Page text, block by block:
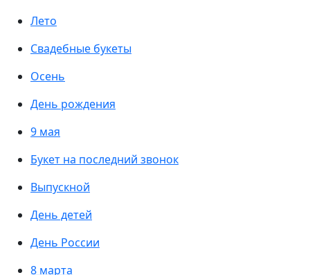
Лето
Свадебные букеты
Осень
День рождения
9 мая
Букет на последний звонок
Выпускной
День детей
День России
8 марта